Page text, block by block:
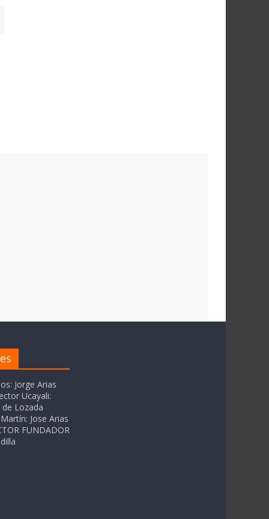
Jorge Arias
Ucayali:
Lozada
Jose Arias
FUNDADOR